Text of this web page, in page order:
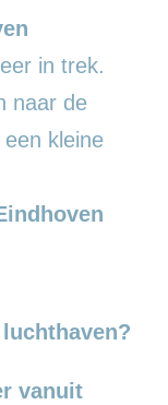
in trek.
naar de
kleine
vanuit